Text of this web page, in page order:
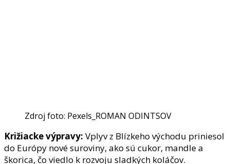
Zdroj foto: Pexels_ROMAN ODINTSOV
Križiacke výpravy: Vplyv z Blízkeho východu priniesol
do Európy nové suroviny, ako sú cukor, mandle a
škorica, čo viedlo k rozvoju sladkých koláčov.